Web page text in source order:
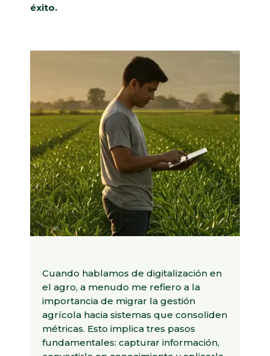
éxito.
Cuando hablamos de digitalización en
el agro, a menudo me refiero a la
importancia de migrar la gestión
agrícola hacia sistemas que consoliden
métricas. Esto implica tres pasos
fundamentales: capturar información,